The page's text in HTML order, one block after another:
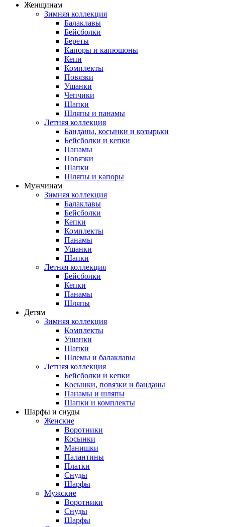
Женщинам
Зимняя коллекция
Балаклавы
Бейсболки
Береты
Капоры и капюшоны
Кепи
Комплекты
Повязки
Ушанки
Чепчики
Шапки
Шляпы и панамы
Летняя коллекция
Банданы, косынки и козырьки
Бейсболки и кепки
Панамы
Повязки
Шапки
Шляпы и капоры
Мужчинам
Зимняя коллекция
Балаклавы
Бейсболки
Кепки
Комплекты
Панамы
Ушанки
Шапки
Летняя коллекция
Бейсболки
Кепки
Панамы
Шляпы
Детям
Зимняя коллекция
Комплекты
Ушанки
Шапки
Шлемы и балаклавы
Летняя коллекция
Бейсболки и кепки
Косынки, повязки и банданы
Панамы и шляпы
Шапки и комплекты
Шарфы и снуды
Женские
Воротники
Косынки
Манишки
Палантины
Платки
Снуды
Шарфы
Мужские
Воротники
Снуды
Шарфы